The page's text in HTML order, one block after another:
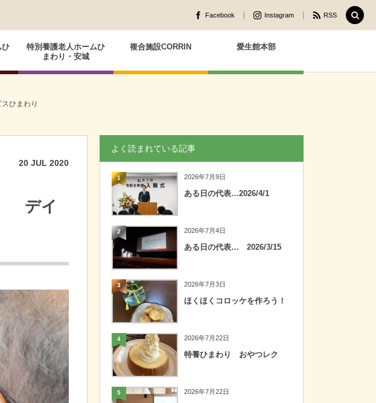
Facebook Instagram RSS
ひ
特別養護老人ホームひ
まわり・安城
複合施設CORRIN 愛生館本部
ひまわり
20 JUL 2020
デイ
よく読まれている記事
1 2026年7月9日
ある日の代表…2026/4/1
2 2026年7月4日
ある日の代表… 2026/3/15
3 2026年7月3日
ほくほくコロッケを作ろう！
4 2026年7月22日
特養ひまわり おやつレク
5 2026年7月22日